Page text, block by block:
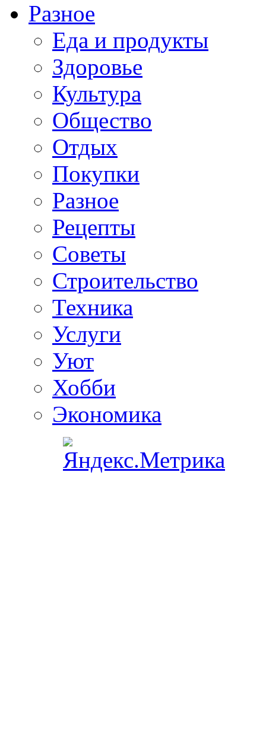
Разное
Еда и продукты
Здоровье
Культура
Общество
Отдых
Покупки
Разное
Рецепты
Советы
Строительство
Техника
Услуги
Уют
Хобби
Экономика